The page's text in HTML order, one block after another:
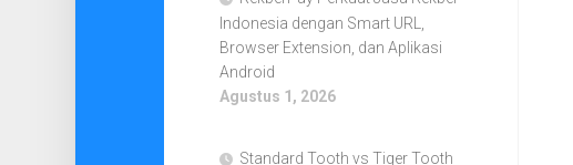
Indonesia dengan Smart URL,
Browser Extension, dan Aplikasi
Android
Agustus 1, 2026
Standard Tooth vs Tiger Tooth